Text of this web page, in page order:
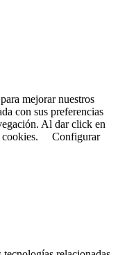
mejorar nuestros
con sus preferencias
Al dar click en
Configurar